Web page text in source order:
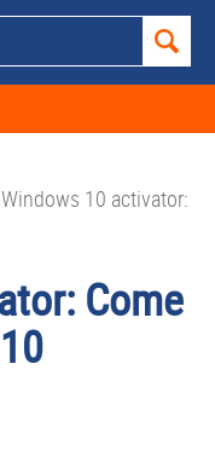
Windows 10 activator:
Come